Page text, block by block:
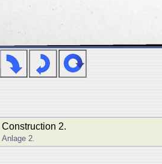
Construction 2.
Anlage 2.